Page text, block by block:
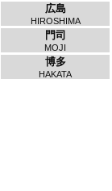
広島
HIROSHIMA
門司
MOJI
博多
HAKATA